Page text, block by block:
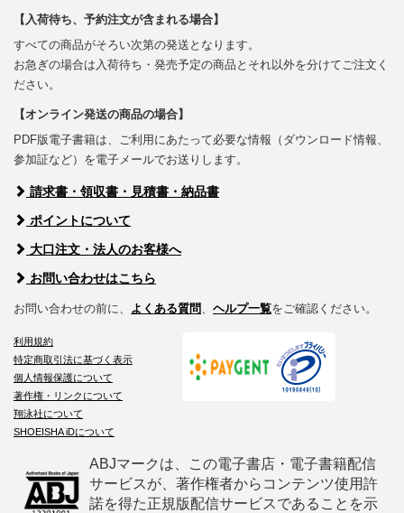
【入荷待ち、予約注文が含まれる場合】
すべての商品がそろい次第の発送となります。
お急ぎの場合は入荷待ち・発売予定の商品とそれ以外を分けてご注文く
ださい。
【オンライン発送の商品の場合】
PDF版電子書籍は、ご利用にあたって必要な情報（ダウンロード情報、
参加証など）を電子メールでお送りします。
請求書・領収書・見積書・納品書
ポイントについて
大口注文・法人のお客様へ
お問い合わせはこちら
お問い合わせの前に、 よくある質問、 ヘルプ一覧をご確認ください。
利用規約
特定商取引法に基づく表示
個人情報保護について
著作権・リンクについて
翔泳社について
SHOEISHA iDについて
ABJマークは、この電子書店・電子書籍配信
サービスが、著作権者からコンテンツ使用許
諾を得た正規版配信サービスであることを示